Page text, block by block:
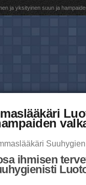
ja yksityinen suun ja
ihmisen